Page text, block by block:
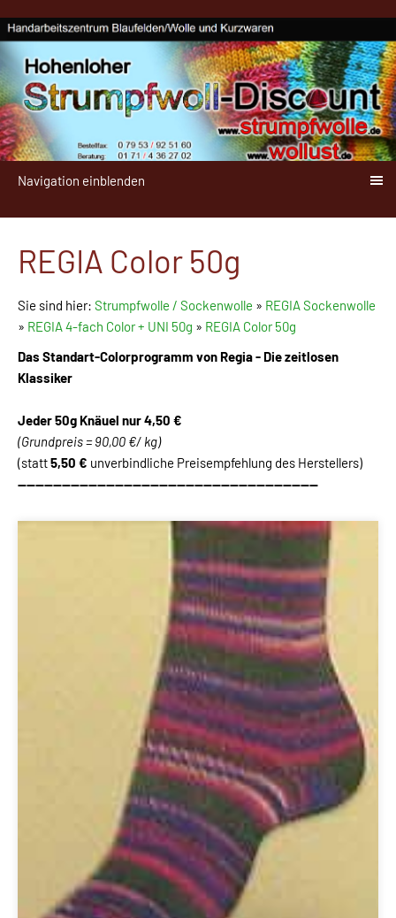
Navigation einblenden
REGIA Color 50g
Sie sind hier: Strumpfwolle / Sockenwolle » REGIA Sockenwolle
» REGIA 4-fach Color + UNI 50g » REGIA Color 50g
Das Standart-Colorprogramm von Regia - Die zeitlosen
Klassiker
Jeder 50g Knäuel nur 4,50 €
(Grundpreis = 90,00 €/ kg)
(statt5,50 € unverbindliche Preisempfehlung des Herstellers)
--------------------------------------------------------------------